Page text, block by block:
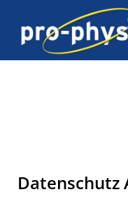
Datenschutz